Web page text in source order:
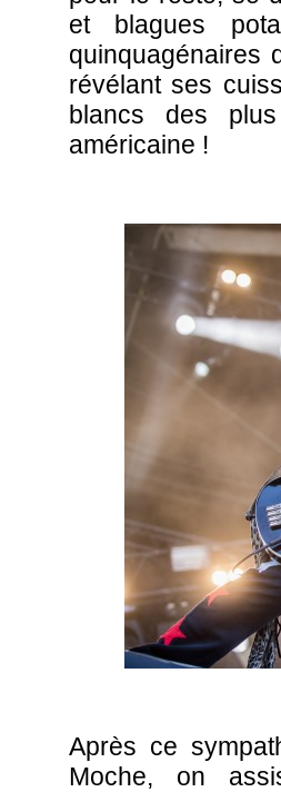
et blagues
quinquagénaires
révélant ses
blancs des
américaine !
Après ce
Moche, on